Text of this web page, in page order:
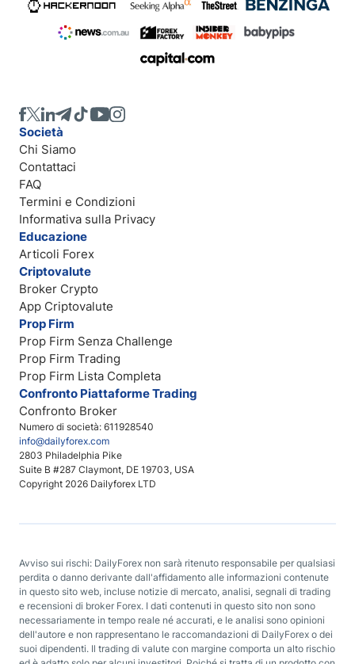
Numero di società: 611928540
info@dailyforex.com
2803 Philadelphia Pike
Suite B #287 Claymont, DE 19703, USA
Copyright 2026 Dailyforex LTD
Società
Chi Siamo
Contattaci
FAQ
Termini e Condizioni
Informativa sulla Privacy
Educazione
Articoli Forex
Criptovalute
Broker Crypto
App Criptovalute
Prop Firm
Prop Firm Senza Challenge
Prop Firm Trading
Prop Firm Lista Completa
Confronto Piattaforme Trading
Confronto Broker
Avviso sui rischi: DailyForex non sarà ritenuto responsabile per qualsiasi
perdita o danno derivante dall'affidamento alle informazioni contenute
in questo sito web, incluse notizie di mercato, analisi, segnali di trading
e recensioni di broker Forex. I dati contenuti in questo sito non sono
necessariamente in tempo reale né accurati, e le analisi sono opinioni
dell'autore e non rappresentano le raccomandazioni di DailyForex o dei
suoi dipendenti. Il trading di valute con margine comporta un alto rischio